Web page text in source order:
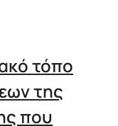
τόπο
της
που